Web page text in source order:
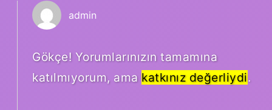
admin
Gökçe! Yorumlarınızın tamamına
katılmıyorum, ama katkınız değerliydi.